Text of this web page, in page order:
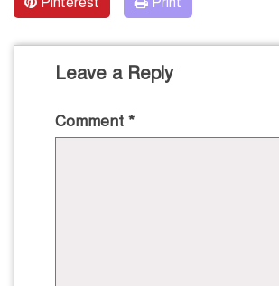
Leave a Reply
Comment *